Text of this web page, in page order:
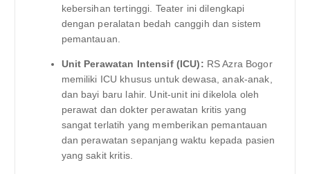
kebersihan tertinggi. Teater ini dilengkapi
dengan peralatan bedah canggih dan sistem
pemantauan.
Unit Perawatan Intensif (ICU): RS Azra Bogor
memiliki ICU khusus untuk dewasa, anak-anak,
dan bayi baru lahir. Unit-unit ini dikelola oleh
perawat dan dokter perawatan kritis yang
sangat terlatih yang memberikan pemantauan
dan perawatan sepanjang waktu kepada pasien
yang sakit kritis.